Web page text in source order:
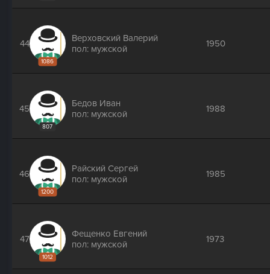
44
1086
Верховский Валерий
пол: мужской
1950
45
807
Бедов Иван
пол: мужской
1988
46
1200
Райский Сергей
пол: мужской
1985
47
1012
Фещенко Евгений
пол: мужской
1973